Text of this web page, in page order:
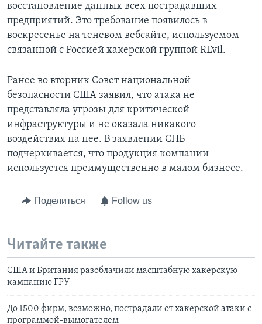
восстановление данных всех пострадавших
предприятий. Это требование появилось в
воскресенье на теневом вебсайте, используемом
связанной с Россией хакерской группой REvil.
Ранее во вторник Совет национальной
безопасности США заявил, что атака не
представляла угрозы для критической
инфраструктуры и не оказала никакого
воздействия на нее. В заявлении СНБ
подчеркивается, что продукция компании
используется преимущественно в малом бизнесе.
Поделиться Follow us
Читайте также
США и Британия разоблачили масштабную хакерскую
кампанию ГРУ
До 1500 фирм, возможно, пострадали от хакерской атаки с
программой-вымогателем